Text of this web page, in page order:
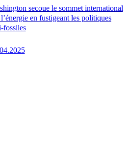
secoue le sommet international
en fustigeant les politiques
fossiles